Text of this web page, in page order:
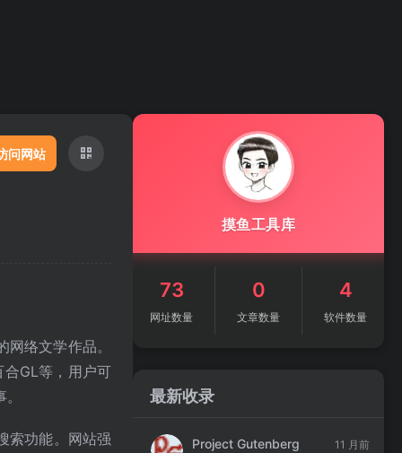
问网站
网络文学作品。
GL等，用户可
索功能。网站强
摸鱼工具库
73
网址数量
0
文章数量
4
软件数量
最新收录
Project Gutenberg
11 月前